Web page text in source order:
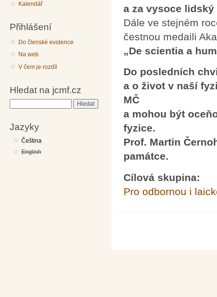
Kalendář
Přihlášení
Do členské evidence
Na web
V čem je rozdíl
Hledat na jcmf.cz
Jazyky
Čeština
English
a za vysoce
Dále ve stejném
čestnou medaili
„De scientia a
Do posledních
a o život v naší
MČ
a mohou být
fyzice.
Prof. Martin
památce.
Cílová skupina:
Pro odbornou i